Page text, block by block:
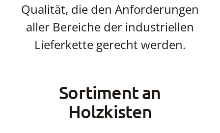
Qualität, die den Anforderungen
aller Bereiche der industriellen
Lieferkette gerecht werden.
Sortiment an
Holzkisten